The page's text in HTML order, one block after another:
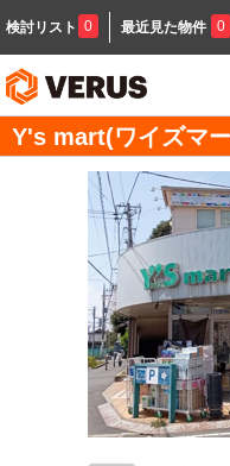
検討リスト 0 最近見た物件 0
Y's mart(ワイズマ